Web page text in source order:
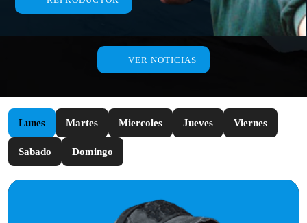
VER NOTICIAS
Lunes Martes Miercoles Jueves Viernes
Sabado Domingo